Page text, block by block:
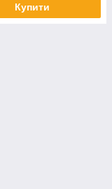
Купити